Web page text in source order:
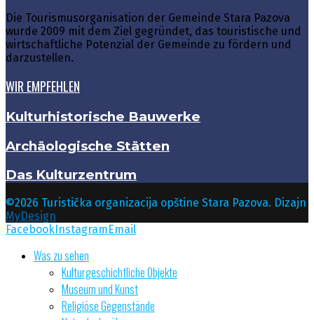
Die Tourismusorganisation der Gemeinde Stara Pazova
wurde 2009 mit dem Ziel gegründet, das touristische und
wirtschaftliche Potenzial der Gemeinde zu fördern und
darzustellen.
WIR EMPFEHLEN
Kulturhistorische Bauwerke
Archäologische Stätten
Das Kulturzentrum
©2026 Turistička organizacija opštine Stara Pazova. Dizajn
MyDesign
FacebookInstagramEmail
Was zu sehen
Kulturgeschichtliche Objekte
Museum und Kunst
Religiöse Gegenstände